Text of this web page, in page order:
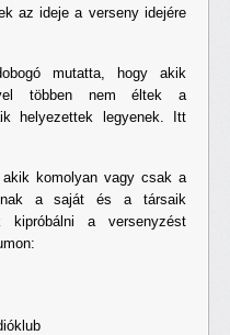
az ideje a verseny idejére
mutatta, hogy akik
többen nem éltek a
helyezettek legyenek. Itt
komolyan vagy csak a
a saját és a társaik
kipróbálni a versenyzést